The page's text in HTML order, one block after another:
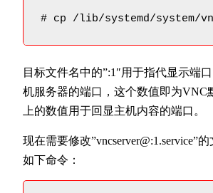
# cp /lib/systemd/system/
目标文件名中的”:1″用于指代显示端
机服务器的端口，这个数值即为VNC
上的数值用于回显主机内容的端口。
现在需要修改”vncserver@:1.service”
如下命令：